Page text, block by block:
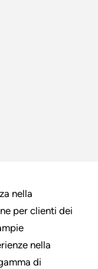
nella
per clienti dei
nella
di